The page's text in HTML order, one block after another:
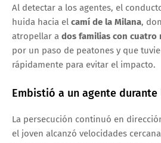
Al detectar a los agentes, el
huida hacia el camí de la Milana,
atropellar a dos familias con cuatro
por un paso de peatones y que
rápidamente para evitar el impacto.
Embistió a un agente
La persecución continuó en
el joven alcanzó velocidades